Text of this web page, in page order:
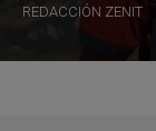
REDACCIÓN ZENIT